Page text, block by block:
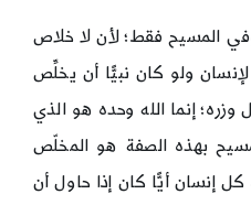
المسيح فقط؛ لأن لا خلاص
ولو كان نبيًّا أن يخلِّص
وزره؛ إنما الله وحده هو الذي
بهذه الصفة هو المخلّص
إنسان أيًّا كان إذا حاول أن